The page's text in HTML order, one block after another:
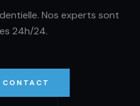
Nos experts sont
24h/24.
CONTACT